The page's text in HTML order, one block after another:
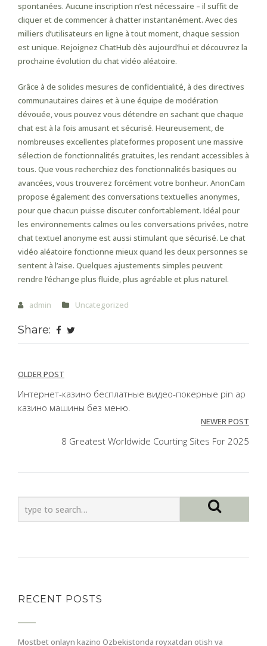
spontanées. Aucune inscription n’est nécessaire – il suffit de
cliquer et de commencer à chatter instantanément. Avec des
milliers d’utilisateurs en ligne à tout moment, chaque session
est unique. Rejoignez ChatHub dès aujourd’hui et découvrez la
prochaine évolution du chat vidéo aléatoire.
Grâce à de solides mesures de confidentialité, à des directives
communautaires claires et à une équipe de modération
dévouée, vous pouvez vous détendre en sachant que chaque
chat est à la fois amusant et sécurisé. Heureusement, de
nombreuses excellentes plateformes proposent une massive
sélection de fonctionnalités gratuites, les rendant accessibles à
tous. Que vous recherchiez des fonctionnalités basiques ou
avancées, vous trouverez forcément votre bonheur. AnonCam
propose également des conversations textuelles anonymes,
pour que chacun puisse discuter confortablement. Idéal pour
les environnements calmes ou les conversations privées, notre
chat textuel anonyme est aussi stimulant que sécurisé. Le chat
vidéo aléatoire fonctionne mieux quand les deux personnes se
sentent à l’aise. Quelques ajustements simples peuvent
rendre l’échange plus fluide, plus agréable et plus naturel.
admin Uncategorized
Share:
Post
navigation
OLDER POST
Интернет-казино бесплатные видео-покерные pin ap
казино машины без меню.
NEWER POST
8 Greatest Worldwide Courting Sites For 2025
RECENT POSTS
Mostbet onlayn kazino Ozbekistonda royxatdan otish va